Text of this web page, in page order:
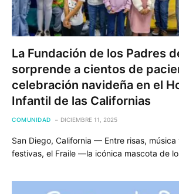
La Fundación de los Padres
sorprende a cientos de
celebración navideña en el
Infantil de las Californias
COMUNIDAD DICIEMBRE 11, 2025
San Diego, California — Entre risas,
festivas, el Fraile —la icónica mascota de